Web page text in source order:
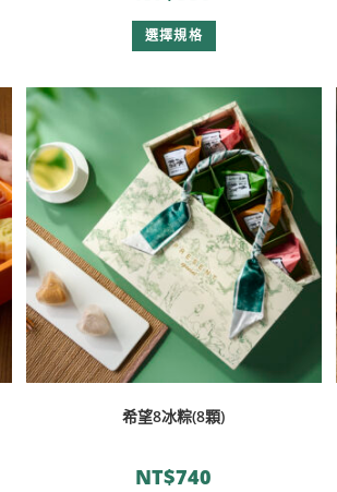
選擇規格
希望8冰粽(8顆)
NT$740